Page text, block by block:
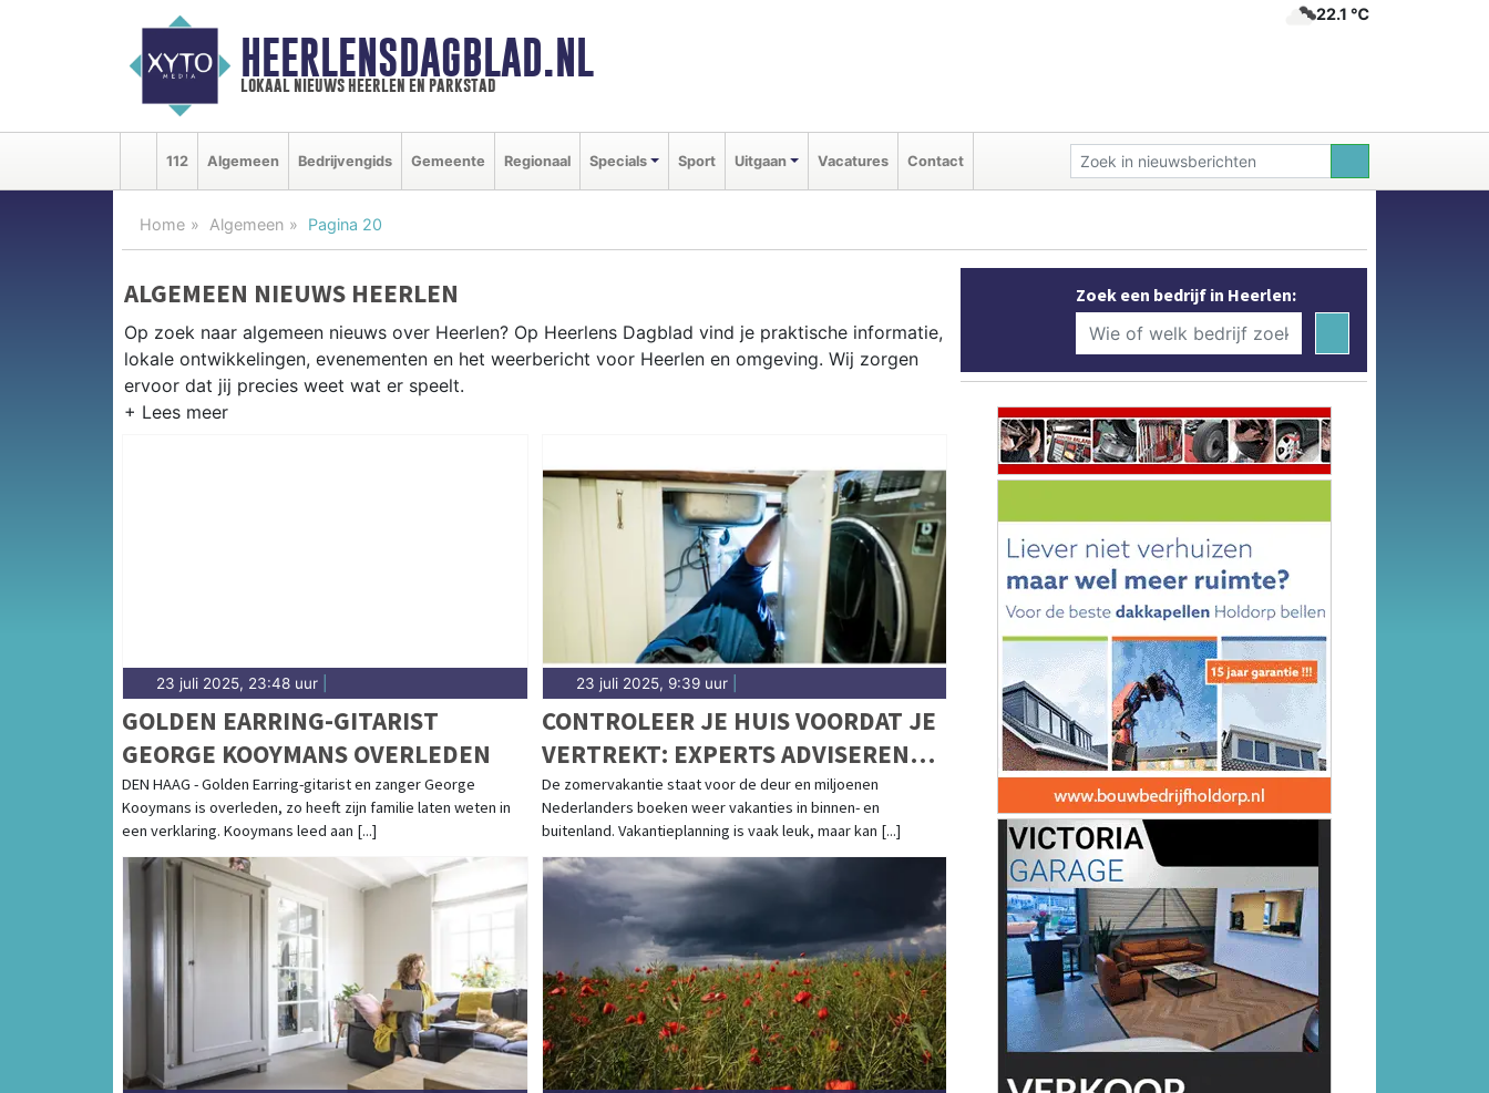
HEERLENSDAGBLAD.NL
lokaal nieuws heerlen en parkstad
22.1 ℃
112 Algemeen Bedrijvengids Gemeente Regionaal Specials Sport Uitgaan Vacatures Contact
Home Algemeen Pagina 20
ALGEMEEN NIEUWS HEERLEN
Op zoek naar algemeen nieuws over Heerlen? Op Heerlens Dagblad vind je praktische informatie,
lokale ontwikkelingen, evenementen en het weerbericht voor Heerlen en omgeving. Wij zorgen
ervoor dat jij precies weet wat er speelt.
Van werkzaamheden op de A76 tot evenementen als de Heerlen Parkstad Run en het
23 juli 2025, 23:48 uur
GOLDEN EARRING-GITARIST
GEORGE KOOYMANS OVERLEDEN
DEN HAAG - Golden Earring-gitarist en zanger George
Kooymans is overleden, zo heeft zijn familie laten weten in
een verklaring. Kooymans leed aan [...]
23 juli 2025, 9:39 uur|
CONTROLEER JE HUIS VOORDAT JE
VERTREKT: EXPERTS ADVISEREN
OVER HET VOORKOMEN VAN
WATERSCHADE TIJDENS DE
VAKANTIE
De zomervakantie staat voor de deur en miljoenen
Nederlanders boeken weer vakanties in binnen- en
buitenland. Vakantieplanning is vaak leuk, maar kan [...]
Zoek een bedrijf in Heerlen: